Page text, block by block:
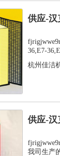
供应-汉
36,E7-
杭州佳洁
供应-汉
我司生产